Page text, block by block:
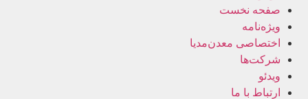
صفحه نخست
ویژه‌نامه
اختصاصی معدن‌مدیا
شرکت‌ها
ویدئو
ارتباط با ما